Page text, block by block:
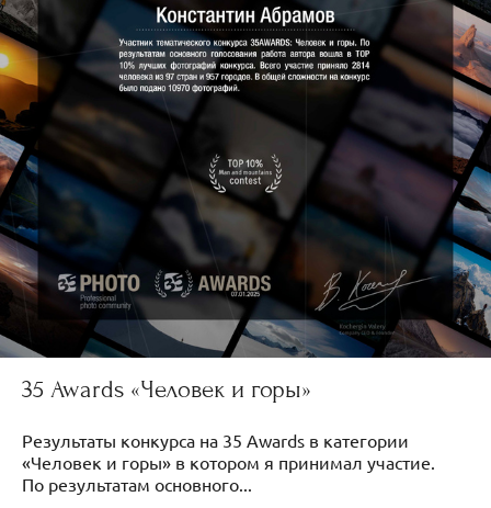
35 Awards «Человек и горы»
Результаты конкурса на 35 Awards в категории
«Человек и горы» в котором я принимал участие.
По результатам основного...